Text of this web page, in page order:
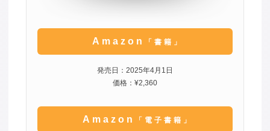
Amazon 「書籍」
発売日：2025年4月1日
価格：¥2,360
Amazon 「電子書籍」